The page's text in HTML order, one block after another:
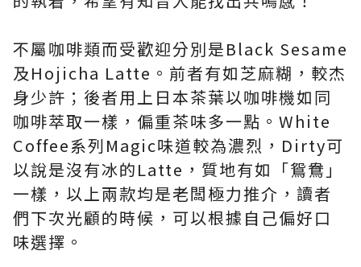
不屬咖啡類而受歡迎分別是Black Sesame
及Hojicha Latte。前者有如芝麻糊，較杰
身少許；後者用上日本茶葉以咖啡機如同
咖啡萃取一樣，偏重茶味多一點。White
Coffee系列Magic味道較為濃烈，Dirty可
以說是沒有冰的Latte，質地有如「鴛鴦」
一樣，以上兩款均是老闆極力推介，讀者
們下次光顧的時候，可以根據自己偏好口
味選擇。